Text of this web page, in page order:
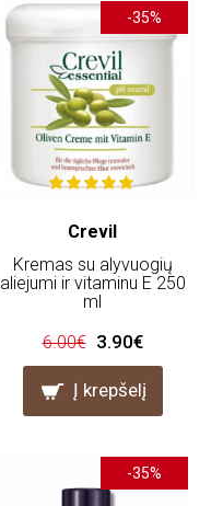
-35%
Crevil
Kremas su alyvuogių
aliejumi ir vitaminu E 250
ml
6.00€ 3.90€
Į krepšelį
-35%